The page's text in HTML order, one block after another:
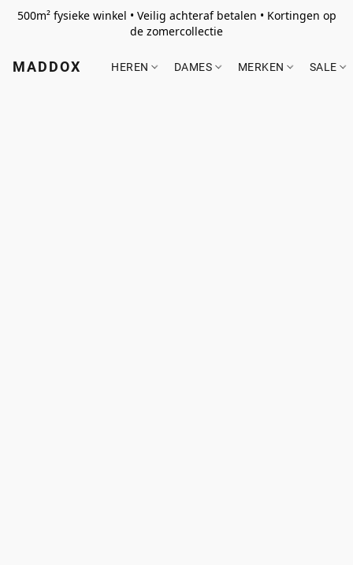
500m² fysieke winkel • Veilig achteraf betalen • Kortingen op
de zomercollectie
MADDOX HEREN DAMES MERKEN SALE